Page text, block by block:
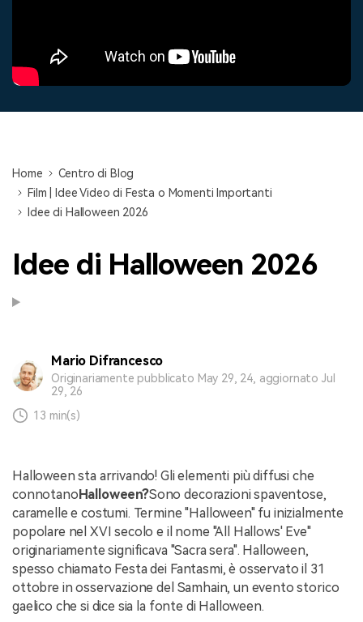
Home
Centro di Blog
Film | Idee Video di Festa o Momenti Importanti
Idee di Halloween 2026
Idee di Halloween 2026
Mario Difrancesco
Originariamente pubblicato May 29, 24, aggiornato Jul
29, 26
13 min(s)
Halloween sta arrivando! Gli elementi più diffusi che
connotanoHalloween?Sono decorazioni spaventose,
caramelle e costumi. Termine "Halloween" fu inizialmente
popolare nel XVI secolo e il nome "All Hallows' Eve"
originariamente significava "Sacra sera". Halloween,
spesso chiamato Festa dei Fantasmi, è osservato il 31
ottobre in osservazione del Samhain, un evento storico
gaelico che si dice sia la fonte di Halloween.